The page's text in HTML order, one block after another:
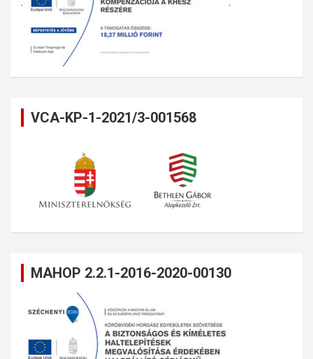
VCA-KP-1-2021/3-001568
MAHOP 2.2.1-2016-2020-00130